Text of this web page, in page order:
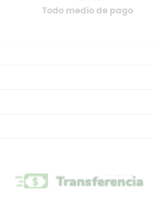
Todo medio de pago